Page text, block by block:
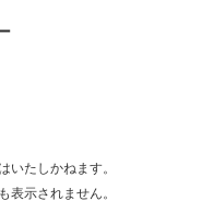
いたしかねます。
示されません。